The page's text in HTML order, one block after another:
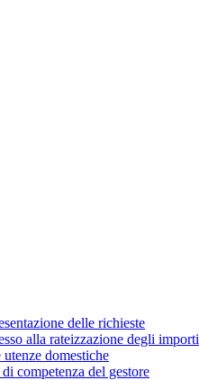
delle richieste
alla rateizzazione degli importi
domestiche
competenza del gestore